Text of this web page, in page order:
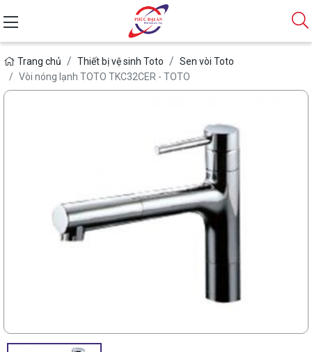
Trang chủ Thiết bị vệ sinh Toto
Sen vòi Toto
Vòi nóng lạnh TOTO TKC32CER - TOTO